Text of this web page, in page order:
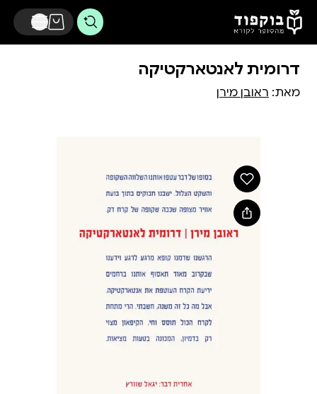
דלג לתוכן הראשי
דרומית לאנטארקטיקה
מאת: ראובן מירן